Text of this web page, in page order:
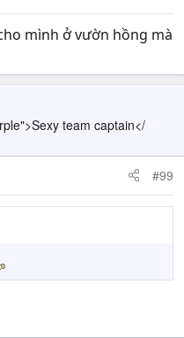
mình ở vườn hồng mà
team captain</
#99